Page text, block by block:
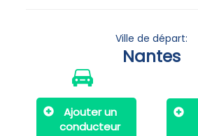
Ville de départ:
Nantes
Ajouter un
conducteur